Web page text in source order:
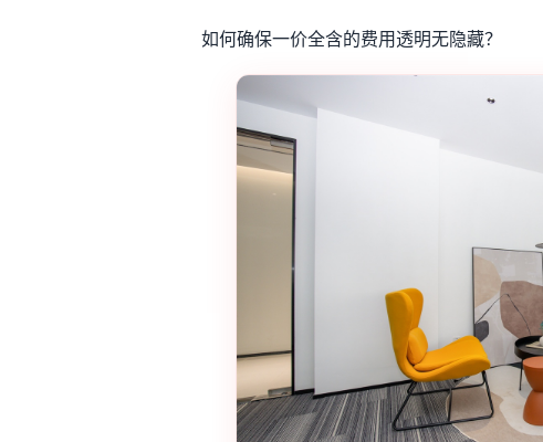
如何确保一价全含的费用透明无隐藏？